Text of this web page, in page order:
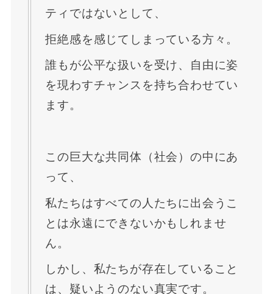
ティではないとして、
拒絶感を感じてしまっている方々。
誰もが公平な扱いを受け、自由に姿
を現わすチャンスを持ち合わせてい
ます。
この巨大な共同体（社会）の中にあ
って、
私たちはすべての人たちに出会うこ
とは永遠にできないかもしれませ
ん。
しかし、私たちが存在していること
は、疑いようのない真実です。